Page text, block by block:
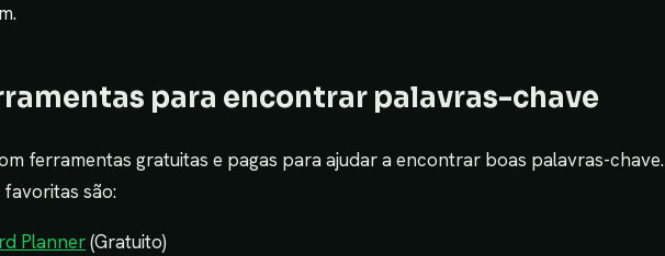
para encontrar palavras-chave
ferramentas gratuitas e pagas para ajudar a encontrar boas palavras-chave.
favoritas são:
Planner(Gratuito)